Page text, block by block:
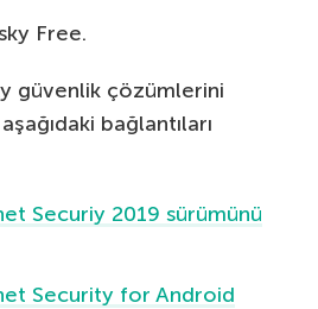
Free.
güvenlik çözümlerini
bağlantıları
Securiy 2019 sürümünü
Security for Android